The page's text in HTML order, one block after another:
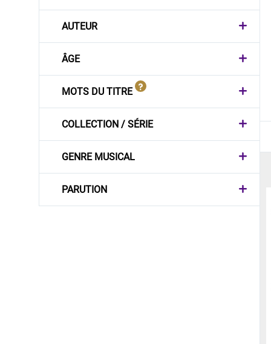
AUTEUR
ÂGE
MOTS DU TITRE
COLLECTION / SÉRIE
GENRE MUSICAL
PARUTION